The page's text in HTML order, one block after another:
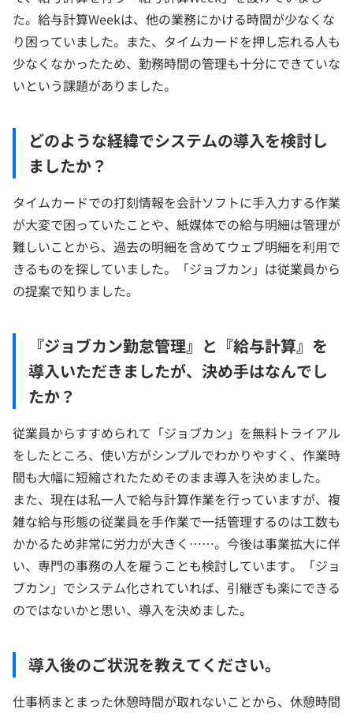
た。給与計算Weekは、他の業務にかける時間が少なくな
り困っていました。また、タイムカードを押し忘れる人も
少なくなかったため、勤務時間の管理も十分にできていな
いという課題がありました。
どのような経緯でシステムの導入を検討し
ましたか？
タイムカードでの打刻情報を会計ソフトに手入力する作業
が大変で困っていたことや、紙媒体での給与明細は管理が
難しいことから、過去の明細を含めてウェブ明細を利用で
きるものを探していました。「ジョブカン」は従業員から
の提案で知りました。
『ジョブカン勤怠管理』と『給与計算』を
導入いただきましたが、決め手はなんでし
たか？
従業員からすすめられて「ジョブカン」を無料トライアル
をしたところ、使い方がシンプルでわかりやすく、作業時
間も大幅に短縮されたためそのまま導入を決めました。
また、現在は私一人で給与計算作業を行っていますが、複
雑な給与形態の従業員を手作業で一括管理するのは工数も
かかるため非常に労力が大きく……。今後は事業拡大に伴
い、専門の事務の人を雇うことも検討しています。「ジョ
ブカン」でシステム化されていれば、引継ぎも楽にできる
のではないかと思い、導入を決めました。
導入後のご状況を教えてください。
仕事柄まとまった休憩時間が取れないことから、休憩時間